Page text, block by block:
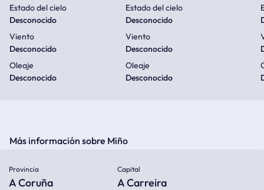
Estado del cielo
Desconocido
Viento
Desconocido
Oleaje
Desconocido
Estado del cielo
Desconocido
Viento
Desconocido
Oleaje
Desconocido
Más información sobre Miño
Provincia
A Coruña
Capital
A Carreira